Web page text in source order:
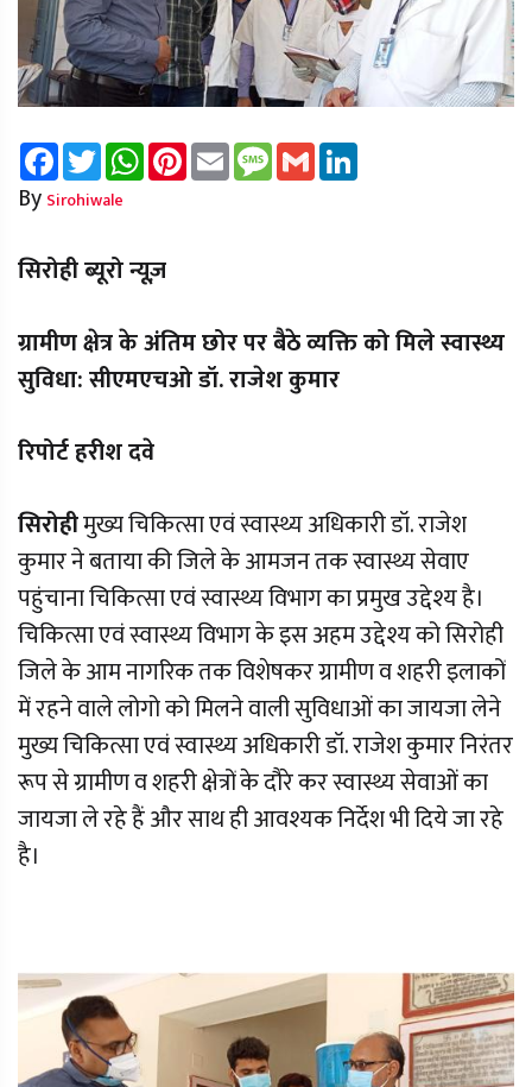
FacebookTwitterWhatsAppPinterest
Email Message
Gmail
By Sirohiwale
सिरोही ब्यूरो न्यूज़
ग्रामीण क्षेत्र के अंतिम छोर पर बैठे व्यक्ति को मिले स्वास्थ्य
सुविधा: सीएमएचओ डॉ. राजेश कुमार
रिपोर्ट हरीश दवे
सिरोहीमुख्य चिकित्सा एवं स्वास्थ्य अधिकारी डॉ. राजेश
कुमार ने बताया की जिले के आमजन तक स्वास्थ्य सेवाए
पहुंचाना चिकित्सा एवं स्वास्थ्य विभाग का प्रमुख उद्देश्य है।
चिकित्सा एवं स्वास्थ्य विभाग के इस अहम उद्देश्य को सिरोही
जिले के आम नागरिक तक विशेषकर ग्रामीण व शहरी इलाकों
में रहने वाले लोगो को मिलने वाली सुविधाओं का जायजा लेने
मुख्य चिकित्सा एवं स्वास्थ्य अधिकारी डॉ. राजेश कुमार निरंतर
रूप से ग्रामीण व शहरी क्षेत्रों के दौरे कर स्वास्थ्य सेवाओं का
जायजा ले रहे हैं और साथ ही आवश्यक निर्देश भी दिये जा रहे
है।